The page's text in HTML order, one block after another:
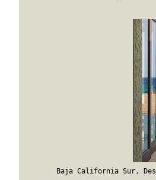
Baja California Sur,
Viaja con Travesías,
itinerarios, tips de